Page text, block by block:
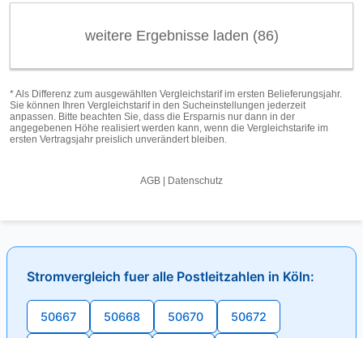
Stromvergleich fuer alle Postleitzahlen in Köln:
50667 50668 50670 50672